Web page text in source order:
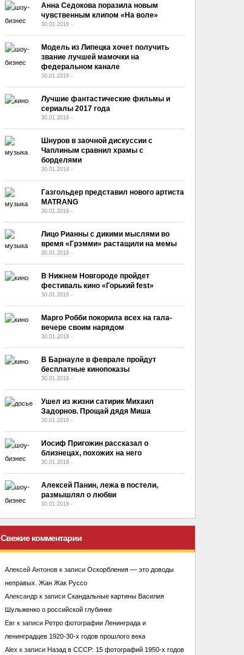
Анна Седокова поразила новым
чувственным клипом «На воле»
30.01.2018-
Модель из Липецка хочет получить
звание лучшей мамочки на
федеральном канале
30.01.2018-
Лучшие фантастические фильмы и
сериалы 2017 года
30.01.2018-
Шнуров в заочной дискуссии с
Чаплиным сравнил храмы с
борделями
30.01.2018-
Газгольдер представил нового артиста
MATRANG
30.01.2018-
Лицо Рианны с дикими мыслями во
время «Грэмми» растащили на мемы
30.01.2018-
В Нижнем Новгороде пройдет
фестиваль кино «Горький fest»
30.01.2018-
Марго Робби покорила всех на гала-
вечере своим нарядом
30.01.2018-
В Барнауле в феврале пройдут
бесплатные кинопоказы
30.01.2018-
Ушел из жизни сатирик Михаил
Задорнов. Прощай дядя Миша
30.01.2018-
Иосиф Пригожин рассказал о
близнецах, похожих на него
30.01.2018-
Алексей Панин, лежа в постели,
размышлял о любви
30.01.2018-
Свежие комментарии
Алексей Антонов к записиОскорбления — это доводы
неправых. Жан Жак Руссо
Александр к записиСкандальные картины Василия
Шульженко о российской глубинке
Евг к записиРетро фотографии Ленинграда и
ленинградцев 1920-30-х годов прошлого века
Alex к записиНазад в СССР: 15 фотографий 1950-х годов